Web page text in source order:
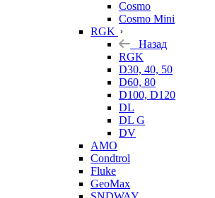
Cosmo
Cosmo Mini
RGK
Назад
RGK
D30, 40, 50
D60, 80
D100, D120
DL
DL G
DV
AMO
Condtrol
Fluke
GeoMax